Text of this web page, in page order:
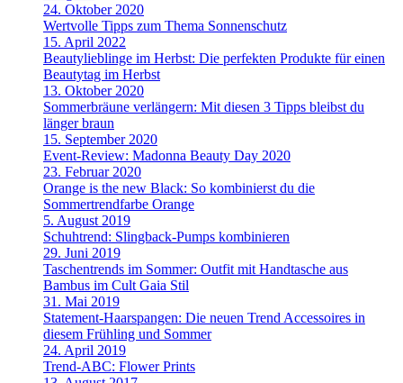
24. Oktober 2020
Wertvolle Tipps zum Thema Sonnenschutz
15. April 2022
Beautylieblinge im Herbst: Die perfekten Produkte für einen
Beautytag im Herbst
13. Oktober 2020
Sommerbräune verlängern: Mit diesen 3 Tipps bleibst du
länger braun
15. September 2020
Event-Review: Madonna Beauty Day 2020
23. Februar 2020
Orange is the new Black: So kombinierst du die
Sommertrendfarbe Orange
5. August 2019
Schuhtrend: Slingback-Pumps kombinieren
29. Juni 2019
Taschentrends im Sommer: Outfit mit Handtasche aus
Bambus im Cult Gaia Stil
31. Mai 2019
Statement-Haarspangen: Die neuen Trend Accessoires in
diesem Frühling und Sommer
24. April 2019
Trend-ABC: Flower Prints